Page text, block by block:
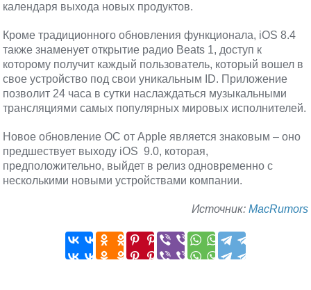
календаря выхода новых продуктов.
Кроме традиционного обновления функционала, iOS 8.4
также знаменует открытие радио Beats 1, доступ к
которому получит каждый пользователь, который вошел в
свое устройство под свои уникальным ID. Приложение
позволит 24 часа в сутки наслаждаться музыкальными
трансляциями самых популярных мировых исполнителей.
Новое обновление ОС от Apple является знаковым – оно
предшествует выходу iOS 9.0, которая,
предположительно, выйдет в релиз одновременно с
несколькими новыми устройствами компании.
Источник: MacRumors